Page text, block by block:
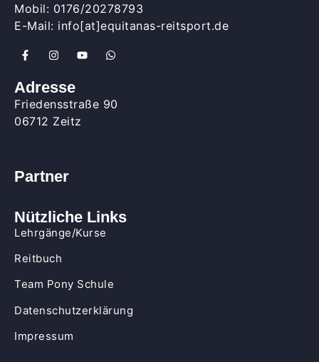
Mobil: 0176/20278793
E-Mail: info[at]equitanas-reitsport.de
Adresse
Friedensstraße 90
06712 Zeitz
Partner
Nützliche Links
Lehrgänge/Kurse
Reitbuch
Team Pony Schule
Datenschutzerklärung
Impressum